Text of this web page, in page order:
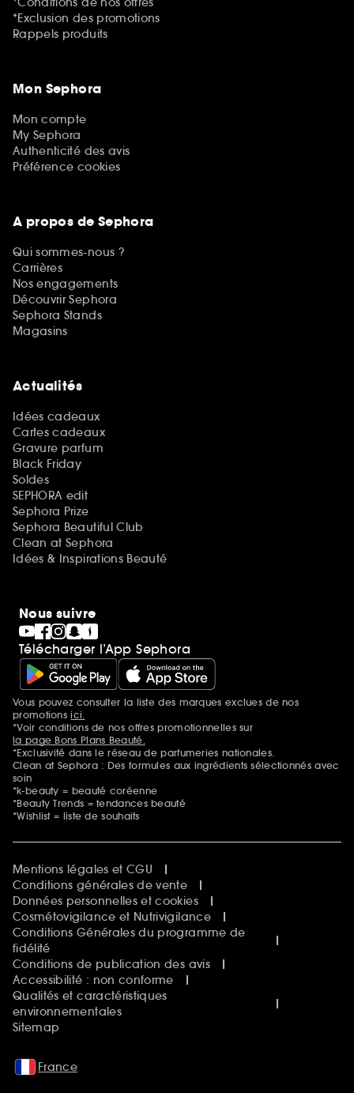
*Exclusion des promotions
Rappels produits
Mon Sephora
Mon compte
My Sephora
Authenticité des avis
Préférence cookies
A propos de Sephora
Qui sommes-nous ?
Carrières
Nos engagements
Découvrir Sephora
Sephora Stands
Magasins
Actualités
Idées cadeaux
Cartes cadeaux
Gravure parfum
Black Friday
Soldes
SEPHORA edit
Sephora Prize
Sephora Beautiful Club
Clean at Sephora
Idées & Inspirations Beauté
Nous suivre
Télécharger l’App Sephora
Mentions additionnelles
Vous pouvez consulter la liste des marques exclues de nos
promotionsici.
*Voir conditions de nos offres promotionnelles sur
la page Bons Plans Beauté.
*Exclusivité dans le réseau de parfumeries nationales.
Clean at Sephora : Des formules aux ingrédients sélectionnés avec
soin
*k-beauty = beauté coréenne
*Beauty Trends = tendances beauté
*Wishlist = liste de souhaits
Mentions légales et CGU
Conditions générales de vente
Données personnelles et cookies
Cosmétovigilance et Nutrivigilance
Conditions Générales du programme de
fidélité
Conditions de publication des avis
Accessibilité : non conforme
Qualités et caractéristiques
environnementales
Sitemap
France